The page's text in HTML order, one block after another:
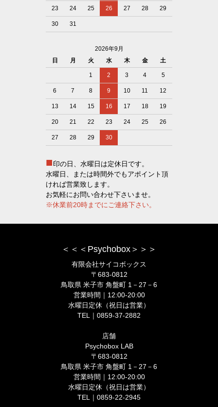
23 24 25 26 27 28 29
30 31
2026年9月
日
月 火 水 木 金 土
1 2 3 4 5
6 7 8 9 10 11 12
13 14 15 16 17 18 19
20 21 22 23 24 25 26
27 28 29 30
■印の日、水曜日は定休日です。
水曜日、または時間外でもアポイント頂
ければ営業致します。
お気軽にお問い合わせ下さいませ。
※休業前20時までにご連絡下さい。
＜＜＜Psychobox＞＞＞
有限会社サイコボックス
〒683-0812
鳥取県 米子市 角盤町 1－27－6
営業時間｜12:00-20:00
水曜日定休（祝日は営業）
TEL｜0859-37-2882
店舗
Psychobox LAB
〒683-0812
鳥取県 米子市 角盤町 1－27－6
営業時間｜12:00-20:00
水曜日定休（祝日は営業）
TEL｜0859-22-2945